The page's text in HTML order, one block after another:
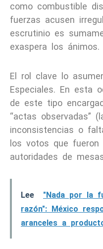
como combustible
fuerzas acusen
escrutinio es
exaspera los ánimos.
El rol clave lo
Especiales. En esta
de este tipo
“actas observadas”
inconsistencias o
los votos que fueron
autoridades de
Lee
"Nada por la
razón": México
aranceles a